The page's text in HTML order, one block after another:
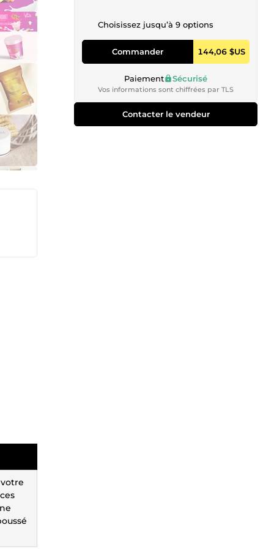
Choisissez jusqu’à 9 options
Commander 144,06 $US
Paiement Sécurisé
Vos informations sont chiffrées par TLS
Contacter le vendeur